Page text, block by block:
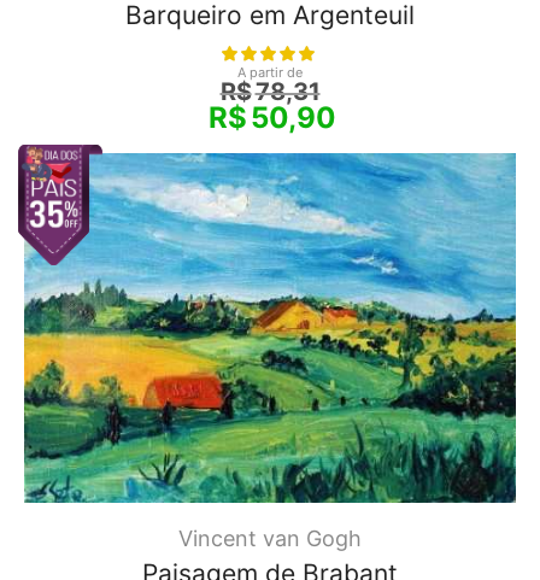
Barqueiro em Argenteuil
A partir de
R$78,31
R$50,90
Vincent van Gogh
Paisagem de Brabant